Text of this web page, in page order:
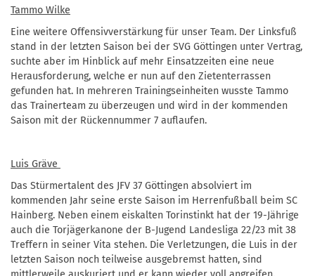
Tammo Wilke
Eine weitere Offensivverstärkung für unser Team. Der Linksfuß
stand in der letzten Saison bei der SVG Göttingen unter Vertrag,
suchte aber im Hinblick auf mehr Einsatzzeiten eine neue
Herausforderung, welche er nun auf den Zietenterrassen
gefunden hat. In mehreren Trainingseinheiten wusste Tammo
das Trainerteam zu überzeugen und wird in der kommenden
Saison mit der Rückennummer 7 auflaufen.
Luis Gräve
Das Stürmertalent des JFV 37 Göttingen absolviert im
kommenden Jahr seine erste Saison im Herrenfußball beim SC
Hainberg. Neben einem eiskalten Torinstinkt hat der 19-Jährige
auch die Torjägerkanone der B-Jugend Landesliga 22/23 mit 38
Treffern in seiner Vita stehen. Die Verletzungen, die Luis in der
letzten Saison noch teilweise ausgebremst hatten, sind